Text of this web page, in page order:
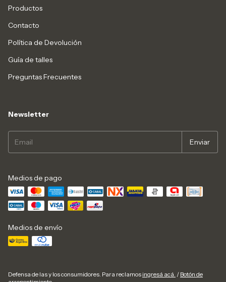
Productos
Contacto
Política de Devolución
Guía de talles
Preguntas Frecuentes
Newsletter
Medios de pago
Medios de envío
Defensa de las y los consumidores. Para reclamos ingresá acá. / Botón de